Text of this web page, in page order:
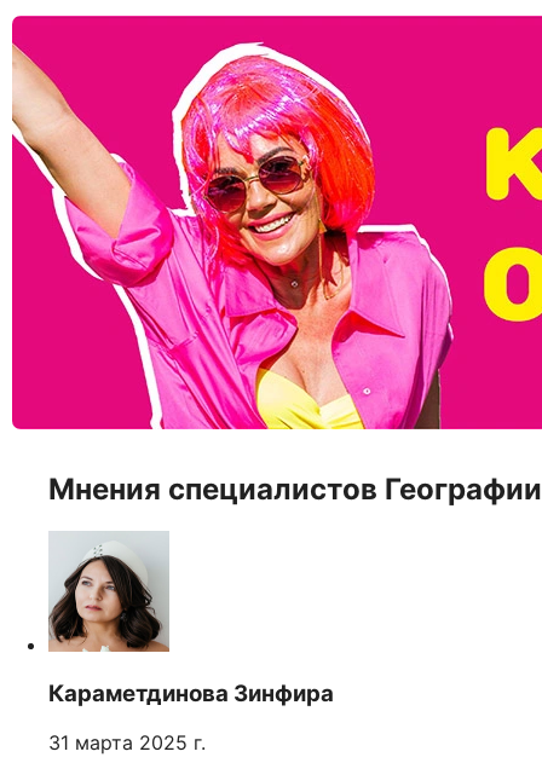
Мнения специалистов Географии
Караметдинова Зинфира
31 марта 2025 г.